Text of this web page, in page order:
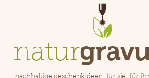
natur
nachhaltige geschenkideen. für sie. für